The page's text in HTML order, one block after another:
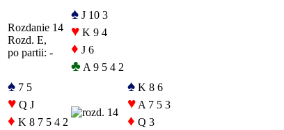
Rozdanie 14
Rozd. E,
po partii: -
♠ J 10 3
♥ K 9 4
♦ J 6
♣ A 9 5 4 2
♠ 7 5
♥ Q J
♦ K 8 7 5 4 2
♠ K 8 6
♥ A 7 5 3
♦ Q 3